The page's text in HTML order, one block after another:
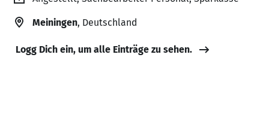
Meiningen, Deutschland
Logg Dich ein, um alle Einträge zu sehen.